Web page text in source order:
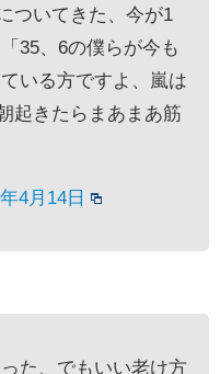
ついてきた、今が1
35、6の僕らが今も
いる方ですよ、嵐は
起きたらまあまあ筋
4月14日
た、でもいい老け方